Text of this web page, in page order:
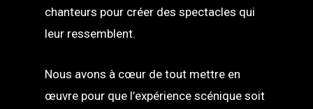
chanteurs pour créer des spectacles qui
leur ressemblent.
Nous avons à cœur de tout mettre en
œuvre pour que l’expérience scénique soit